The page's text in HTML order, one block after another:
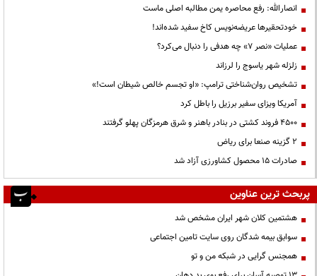
انصارالله: رفع محاصره یمن مطالبه اصلی ماست
خودتحقیرها عریضه‌نویس کاخ سفید شده‌اند!
عملیات «نصر ۷» چه هدفی را دنبال می‌کرد؟
زلزله شهر یاسوج را لرزاند
تشخیص روان‌شناختی ترامپ: «او تجسم خالص شیطان است!»
آمریکا ویزای سفیر برزیل را باطل کرد
۴۵۰۰ فروند کشتی در بنادر باهنر و شرق هرمزگان پهلو گرفتند
۲ گزینه صنعا برای ریاض
صادرات ۱۵ محصول کشاورزی آزاد شد
پربحث ترین عناوین
هشتمین کلان شهر ایران مشخص شد
سوابق بیمه شدگان روی سایت تامین اجتماعی
همجنس گرایی در شبکه من و تو